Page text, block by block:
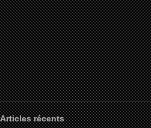
Articles récents